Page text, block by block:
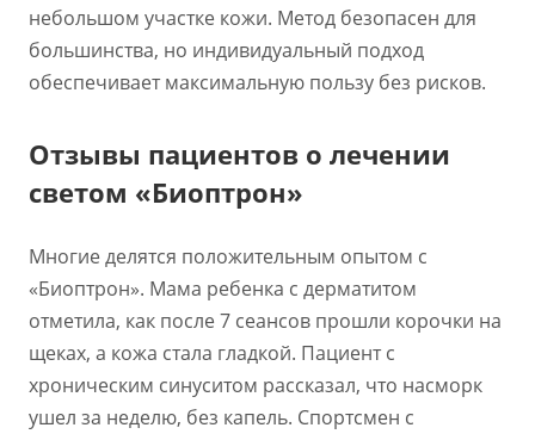
небольшом участке кожи. Метод безопасен для
большинства, но индивидуальный подход
обеспечивает максимальную пользу без рисков.
Отзывы пациентов о лечении
светом «Биоптрон»
Многие делятся положительным опытом с
«Биоптрон». Мама ребенка с дерматитом
отметила, как после 7 сеансов прошли корочки на
щеках, а кожа стала гладкой. Пациент с
хроническим синуситом рассказал, что насморк
ушел за неделю, без капель. Спортсмен с